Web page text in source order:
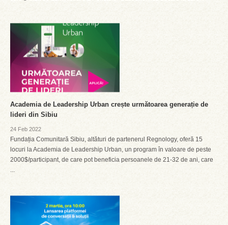
Academia de Leadership Urban crește următoarea generație de
lideri din Sibiu
24 Feb 2022
Fundația Comunitară Sibiu, altături de partenerul Regnology, oferă 15
locuri la Academia de Leadership Urban, un program în valoare de peste
2000$/participant, de care pot beneficia persoanele de 21-32 de ani, care
...